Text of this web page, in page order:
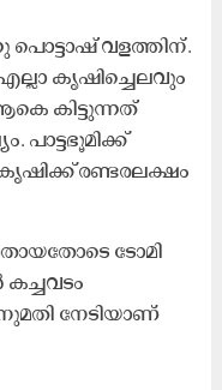
പൊട്ടാഷ് വളത്തിന്.
കൃഷിച്ചെലവും
കിട്ടുന്നത്
കൃഷിക്ക് രണ്ടരലക്ഷം
ടോമി
കച്ചവടം
നേടിയാണ്